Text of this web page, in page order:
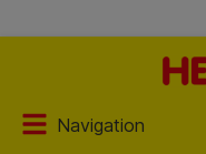
Navigation